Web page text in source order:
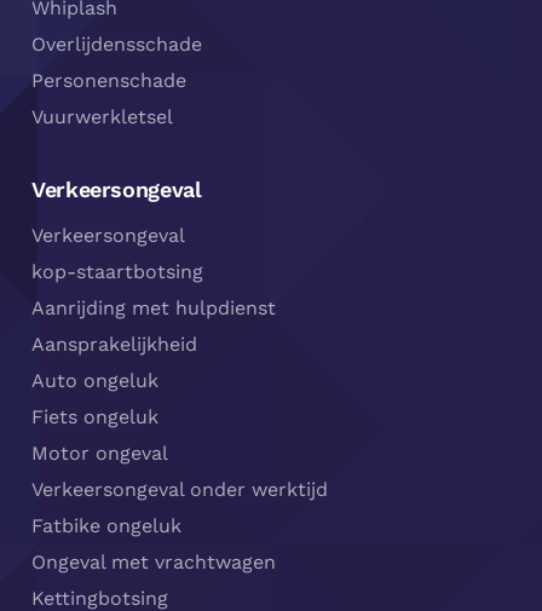
Whiplash
Overlijdensschade
Personenschade
Vuurwerkletsel
Verkeersongeval
Verkeersongeval
kop-staartbotsing
Aanrijding met hulpdienst
Aansprakelijkheid
Auto ongeluk
Fiets ongeluk
Motor ongeval
Verkeersongeval onder werktijd
Fatbike ongeluk
Ongeval met vrachtwagen
Kettingbotsing